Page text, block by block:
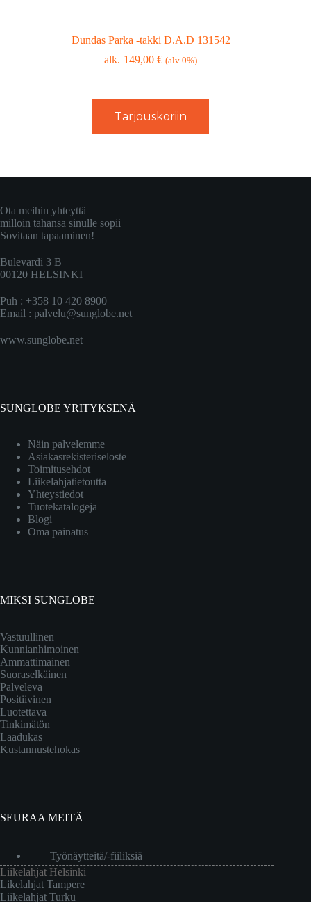
Dundas Parka -takki D.A.D 131542
149,00€ (alv 0%)
Tarjouskoriin
Ota meihin yhteyttä
milloin tahansa sinulle sopii
Sovitaan tapaaminen!
Bulevardi 3 B
00120 HELSINKI
Puh : +358 10 420 8900
Email : palvelu@sunglobe.net
www.sunglobe.net
SUNGLOBE YRITYKSENÄ
Näin palvelemme
Asiakasrekisteriseloste
Toimitusehdot
Liikelahjatietoutta
Yhteystiedot
Tuotekatalogeja
Blogi
Oma painatus
MIKSI SUNGLOBE
Vastuullinen
Kunnianhimoinen
Ammattimainen
Suoraselkäinen
Palveleva
Positiivinen
Luotettava
Tinkimätön
Laadukas
Kustannustehokas
SEURAA MEITÄ
Työnäytteitä/-fiiliksiä
Liikelahjat Helsinki
Likelahjat Tampere
Liikelahjat Turku